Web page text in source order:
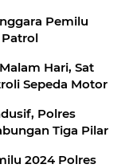
Pemilu
Hari, Sat
Sepeda Motor
Polres
Tiga Pilar
2024 Polres